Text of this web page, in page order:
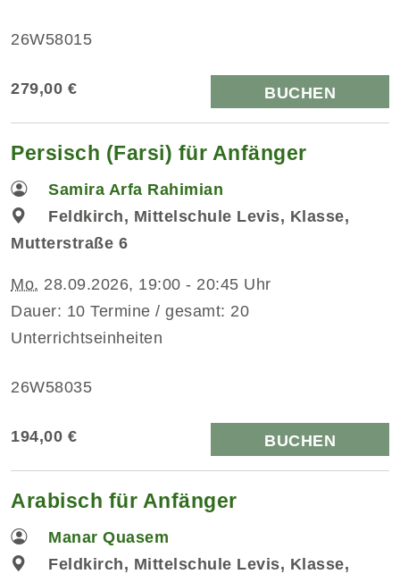
26W58015
279,00 € BUCHEN
Persisch (Farsi) für Anfänger
Samira Arfa Rahimian
Feldkirch, Mittelschule Levis, Klasse,
Mutterstraße 6
Mo. 28.09.2026, 19:00 - 20:45 Uhr
Dauer: 10 Termine / gesamt: 20
Unterrichtseinheiten
26W58035
194,00 € BUCHEN
Arabisch für Anfänger
Manar Quasem
Feldkirch, Mittelschule Levis, Klasse,